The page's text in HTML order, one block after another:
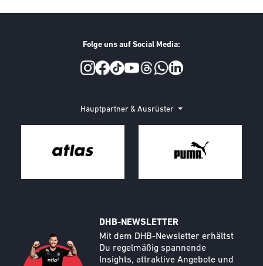
Folge uns auf Social Media:
Hauptpartner & Ausrüster
DHB-NEWSLETTER
Text
Mit dem DHB-Newsletter erhältst
Du regelmäßig spannende
Insights, attraktive Angebote und